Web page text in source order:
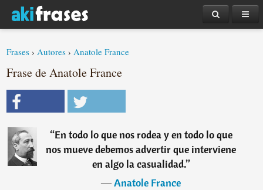
Frases ›Autores ›Anatole France
Frase de Anatole France
“En todo lo que nos rodea y en todo lo que
nos mueve debemos advertir que interviene
en algo la casualidad.”
―Anatole France